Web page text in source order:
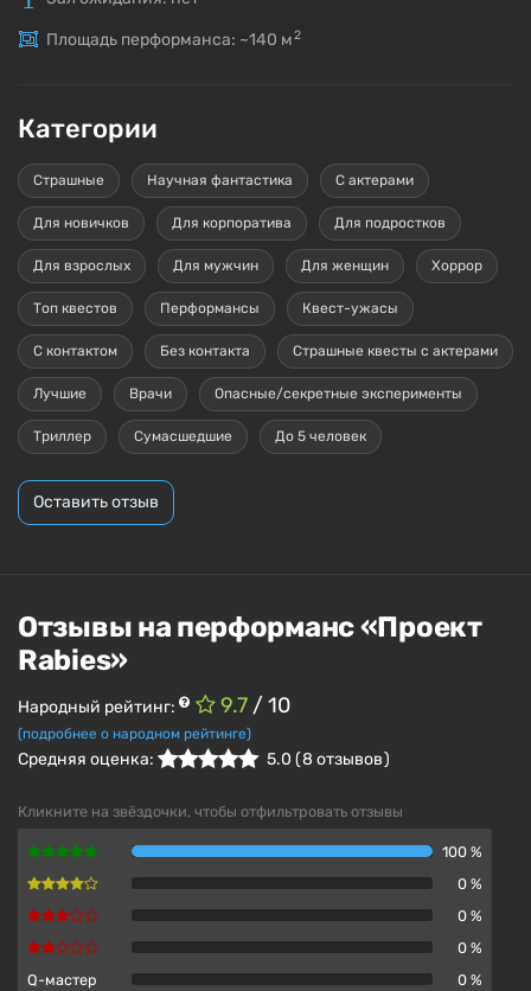
Площадь перформанса: ~140 м2
Категории
Страшные Научная фантастика С актерами
Для новичков Для корпоратива Для подростков
Для взрослых Для мужчин Для женщин Хоррор
Топ квестов Перформансы Квест-ужасы
С контактом Без контакта Страшные квесты с актерами
Лучшие Врачи Опасные/секретные эксперименты
Триллер Сумасшедшие До 5 человек
Оставить отзыв
Отзывы на перформанс «Проект
Rabies»
Народный рейтинг: 9.7 / 10
(подробнее о народном рейтинге)
Средняя оценка: 5.0 (8 отзывов )
Кликните на звёздочки, чтобы отфильтровать отзывы
100 %
0 %
0 %
0 %
Q-мастер
0 %